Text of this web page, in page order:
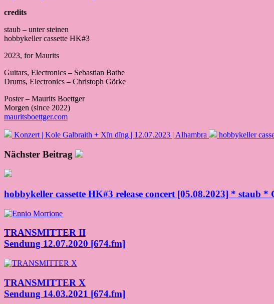
credits
staub – unter steinen
hobbykeller cassette HK#3
2023, for Maurits
Guitars, Electronics – Sebastian Bathe
Drums, Electronics – Christoph Görke
Poster – Maurits Boettger
Morgen (since 2022)
mauritsboettger.com
Konzert | Kole Galbraith + Xīn dīng | 12.07.2023 | Alhambra hobbykeller
Nächster Beitrag
hobbykeller cassette HK#3 release concert [05.08.2023] *
TRANSMITTER II
Sendung 12.07.2020 [674.fm]
TRANSMITTER X
Sendung 14.03.2021 [674.fm]